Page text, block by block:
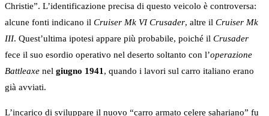
Christie”. L’identificazione precisa di questo veicolo è controversa:
alcune fonti indicano il Cruiser Mk VI Crusader, altre il Cruiser Mk
III. Quest’ultima ipotesi appare più probabile, poiché il Crusader
fece il suo esordio operativo nel deserto soltanto con l’operazione
Battleaxe nel giugno 1941 , quando i lavori sul carro italiano erano
già avviati.
L’incarico di sviluppare il nuovo “carro armato celere sahariano” fu